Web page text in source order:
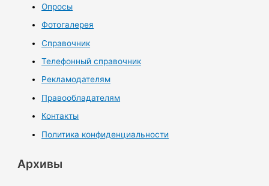
Опросы
Фотогалерея
Справочник
Телефонный справочник
Рекламодателям
Правообладателям
Контакты
Политика конфиденциальности
Архивы